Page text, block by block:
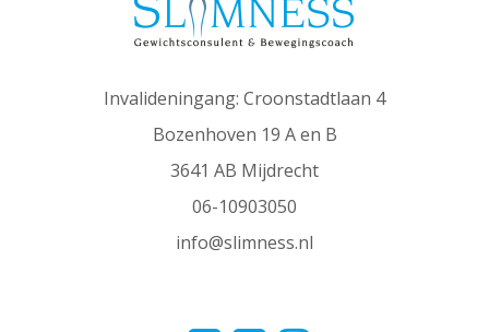
Invalideningang: Croonstadtlaan 4
Bozenhoven 19 A en B
3641 AB Mijdrecht
06-10903050
info@slimness.nl